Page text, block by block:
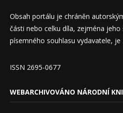
Obsah portálu je chráněn
části nebo celku díla, zejména
písemného souhlasu vydavatele, je
ISSN 2695-0677
WEBARCHIVOVÁNO NÁRODNÍ